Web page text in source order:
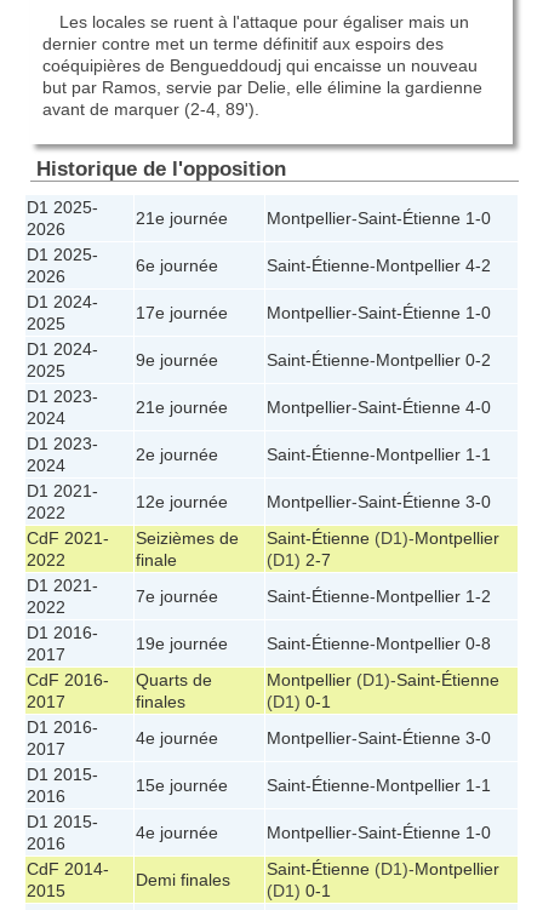
Les locales se ruent à l'attaque pour égaliser mais un
dernier contre met un terme définitif aux espoirs des
coéquipières de Bengueddoudj qui encaisse un nouveau
but par Ramos, servie par Delie, elle élimine la gardienne
avant de marquer (2-4, 89').
Historique de l'opposition
D1 2025-
2026
21e journée Montpellier-Saint-Étienne 1-0
D1 2025-
2026
6e journée Saint-Étienne-Montpellier 4-2
D1 2024-
2025
17e journée Montpellier-Saint-Étienne 1-0
D1 2024-
2025
9e journée Saint-Étienne-Montpellier 0-2
D1 2023-
2024
21e journée Montpellier-Saint-Étienne 4-0
D1 2023-
2024
2e journée Saint-Étienne-Montpellier 1-1
D1 2021-
2022
12e journée Montpellier-Saint-Étienne 3-0
CdF 2021-
2022
Seizièmes de
finale
Saint-Étienne (D1)-Montpellier
(D1) 2-7
D1 2021-
2022
7e journée Saint-Étienne-Montpellier 1-2
D1 2016-
2017
19e journée Saint-Étienne-Montpellier 0-8
CdF 2016-
2017
Quarts de
finales
Montpellier (D1)-Saint-Étienne
(D1) 0-1
D1 2016-
2017
4e journée Montpellier-Saint-Étienne 3-0
D1 2015-
2016
15e journée Saint-Étienne-Montpellier 1-1
D1 2015-
2016
4e journée Montpellier-Saint-Étienne 1-0
CdF 2014-
2015
Demi finales
Saint-Étienne (D1)-Montpellier
(D1) 0-1